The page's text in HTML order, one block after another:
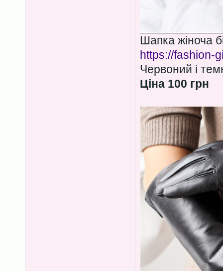
Шапка жіноча
https://fashion-
Червоний і
Ціна 100 грн